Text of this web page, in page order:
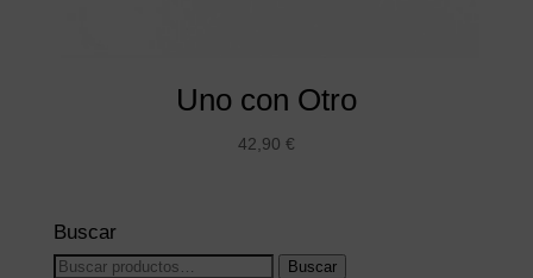
Uno con Otro
42,90 €
Buscar
Buscar
Buscar